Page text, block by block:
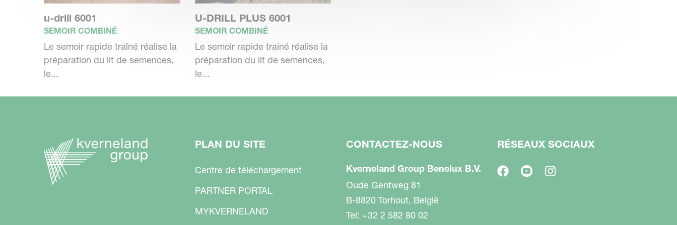
rapides. Le doseur à entraînement électrique ELDOS ISOBUS permet de semer tout
type de graine avec une régularité exceptionnelle. Les éléments semeurs peu tirants
permettant de positionner la graine dans le sol avec précision, de plomber et de
refermer le sillon. La garantie d’avoir des levées rapides et homogènes sur toute la
u-drill 6001
SEMOIR COMBINÉ
Le semoir rapide traîné réalise la
préparation du lit de semences,
le...
U-DRILL PLUS 6001
SEMOIR COMBINÉ
Le semoir rapide trainé réalise la
préparation du lit de semences,
le...
PLAN DU SITE
Centre de téléchargement
PARTNER PORTAL
MYKVERNELAND
CONTACTEZ-NOUS
Kverneland Group Benelux B.V.
Oude Gentweg 81
B-8820 Torhout, België
Tel: +32 2 582 80 02
RÉSEAUX SOCIAUX